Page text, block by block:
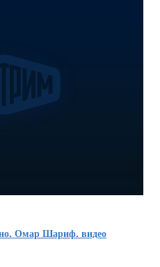
Омар Шариф. видео